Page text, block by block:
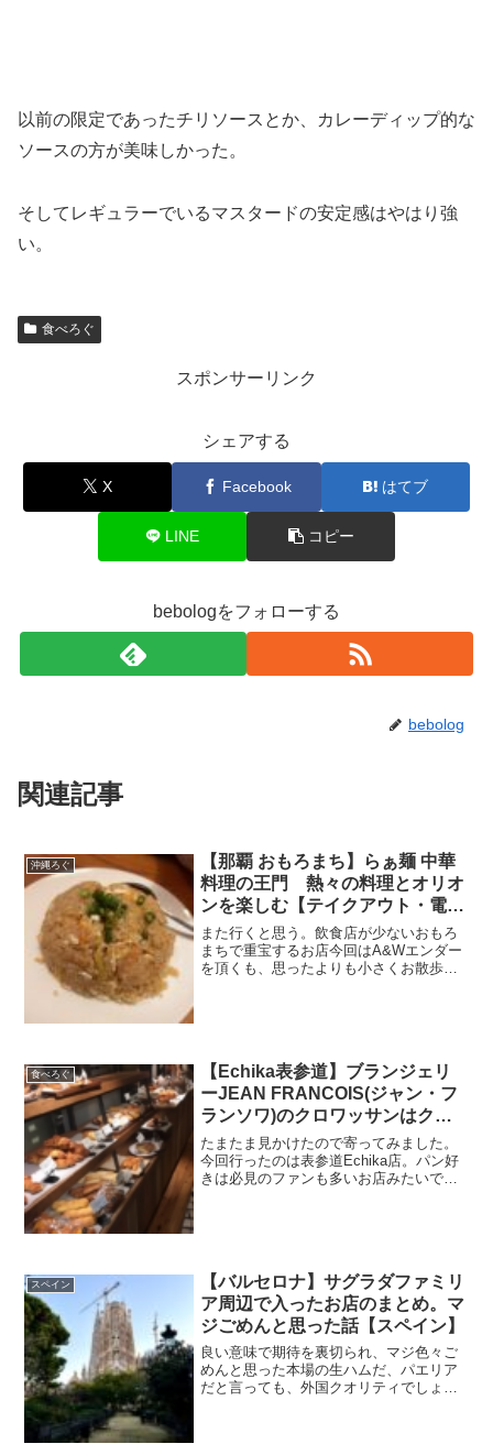
以前の限定であったチリソースとか、カレーディップ的な
ソースの方が美味しかった。
そしてレギュラーでいるマスタードの安定感はやはり強
い。
食べろぐ
スポンサーリンク
シェアする
X Facebook はてブ
LINE コピー
bebologをフォローする
bebolog
関連記事
沖縄ろぐ
【那覇 おもろまち】らぁ麺 中華
料理の王門 熱々の料理とオリオ
ンを楽しむ【テイクアウト・電子
マネーOK】
また行くと思う。飲食店が少ないおもろ
まちで重宝するお店今回はA&Wエンダー
を頂くも、思ったよりも小さくお散歩し
食べろぐ
【Echika表参道】ブランジェリ
ーJEAN FRANCOIS(ジャン・フ
ランソワ)のクロワッサンはクリ
スピーで美味しいよ。
たまたま見かけたので寄ってみました。
今回行ったのは表参道Echika店。パン好
きは必見のファンも多いお店みたいです
スペイン
【バルセロナ】サグラダファミリ
ア周辺で入ったお店のまとめ。マ
ジごめんと思った話【スペイン】
良い意味で期待を裏切られ、マジ色々ご
めんと思った本場の生ハムだ、パエリア
だと言っても、外国クオリティでしょ？